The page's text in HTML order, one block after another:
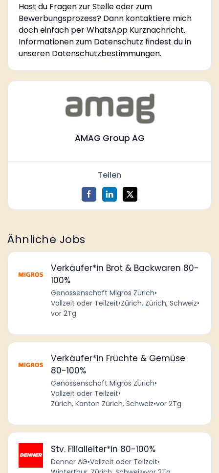
Hast du Fragen zur Stelle oder zum
Bewerbungsprozess? Dann kontaktiere mich
doch einfach per WhatsApp Kurznachricht.
Informationen zum Datenschutz findest du in
unseren Datenschutzbestimmungen.
AMAG Group AG
Teilen
Ähnliche Jobs
Verkäufer*in Brot & Backwaren 80-
100%
Genossenschaft Migros Zürich•
Vollzeit oder Teilzeit•Zürich, Zürich, Schweiz•
vor 2Tg
Verkäufer*in Früchte & Gemüse
80-100%
Genossenschaft Migros Zürich•
Vollzeit oder Teilzeit•
Zürich, Kanton Zürich, Schweiz•vor 2Tg
Stv. Filialleiter*in 80-100%
Denner AG•Vollzeit oder Teilzeit•